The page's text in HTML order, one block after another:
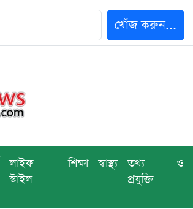
খোঁজ করুন...
লাইফ
স্টাইল
শিক্ষা স্বাস্থ্য
তথ্য ও
প্রযুক্তি